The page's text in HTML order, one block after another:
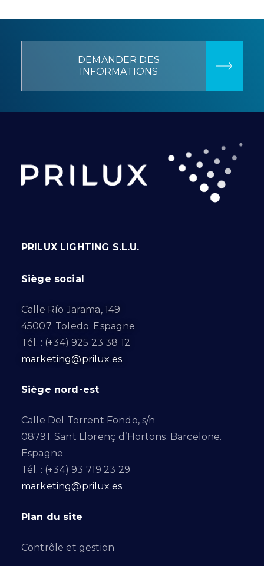
DEMANDER DES
INFORMATIONS
PRILUX LIGHTING S.L.U.
Siège social
Calle Río Jarama, 149
45007. Toledo. Espagne
Tél. : (+34) 925 23 38 12
marketing@prilux.es
Siège nord-est
Calle Del Torrent Fondo, s/n
08791. Sant Llorenç d’Hortons. Barcelone.
Espagne
Tél. : (+34) 93 719 23 29
marketing@prilux.es
Plan du site
Contrôle et gestion